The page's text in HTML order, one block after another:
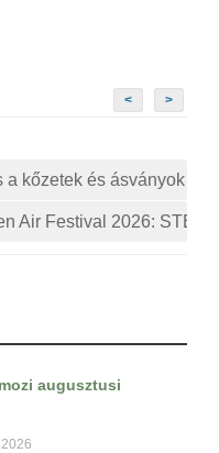
< >
a kőzetek és ásványok
Air Festival 2026:
augusztusi